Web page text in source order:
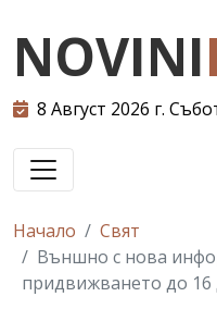
NOVINI
8 Август 2026 г.
Начало
Свят
Външно с нова
придвижването до